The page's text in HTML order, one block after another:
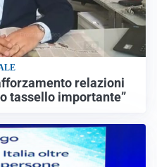
relazioni
tassello importante”